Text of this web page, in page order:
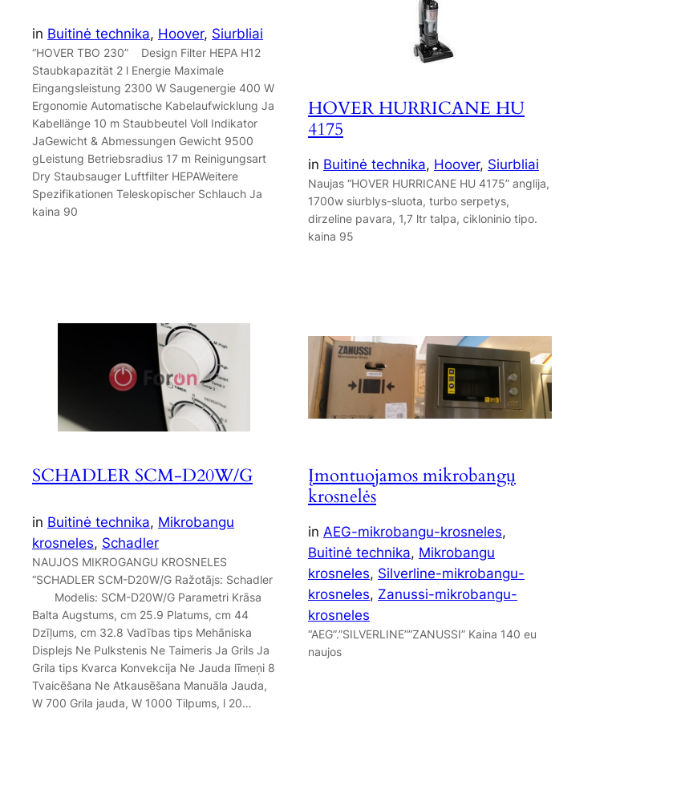
in Buitinė technika, Hoover, Siurbliai
“HOVER TBO 230” Design Filter HEPA H12
Staubkapazität 2 l Energie Maximale
Eingangsleistung 2300 W Saugenergie 400 W
Ergonomie Automatische Kabelaufwicklung Ja
Kabellänge 10 m Staubbeutel Voll Indikator
JaGewicht & Abmessungen Gewicht 9500
gLeistung Betriebsradius 17 m Reinigungsart
Dry Staubsauger Luftfilter HEPAWeitere
Spezifikationen Teleskopischer Schlauch Ja
kaina 90
HOVER HURRICANE HU
4175
in Buitinė technika, Hoover, Siurbliai
Naujas “HOVER HURRICANE HU 4175” anglija,
1700w siurblys-sluota, turbo serpetys,
dirzeline pavara, 1,7 ltr talpa, cikloninio tipo.
kaina 95
SCHADLER SCM-D20W/G
in Buitinė technika, Mikrobangu
krosneles, Schadler
NAUJOS MIKROGANGU KROSNELES
“SCHADLER SCM-D20W/G Ražotājs: Schadler
Modelis: SCM-D20W/G Parametri Krāsa
Balta Augstums, cm 25.9 Platums, cm 44
Dzīļums, cm 32.8 Vadības tips Mehāniska
Displejs Ne Pulkstenis Ne Taimeris Ja Grils Ja
Grila tips Kvarca Konvekcija Ne Jauda līmeņi 8
Tvaicēšana Ne Atkausēšana Manuāla Jauda,
W 700 Grila jauda, W 1000 Tilpums, l 20…
Įmontuojamos mikrobangų
krosnelės
in AEG-mikrobangu-krosneles
Buitinė technika, Mikrobangu
krosneles, Silverline-mikrobangu-
krosneles, Zanussi-mikrobangu-
krosneles
“AEG”.”SILVERLINE””ZANUSSI” Kaina 140 eu
naujos